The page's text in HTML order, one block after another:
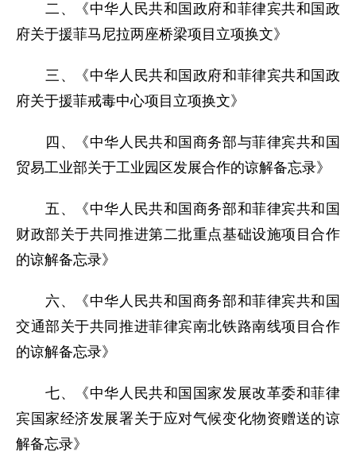
二、《中华人民共和国政府和菲律宾共和国政
府关于援菲马尼拉两座桥梁项目立项换文》
三、《中华人民共和国政府和菲律宾共和国政
府关于援菲戒毒中心项目立项换文》
四、《中华人民共和国商务部与菲律宾共和国
贸易工业部关于工业园区发展合作的谅解备忘录》
五、《中华人民共和国商务部和菲律宾共和国
财政部关于共同推进第二批重点基础设施项目合作
的谅解备忘录》
六、《中华人民共和国商务部和菲律宾共和国
交通部关于共同推进菲律宾南北铁路南线项目合作
的谅解备忘录》
七、《中华人民共和国国家发展改革委和菲律
宾国家经济发展署关于应对气候变化物资赠送的谅
解备忘录》